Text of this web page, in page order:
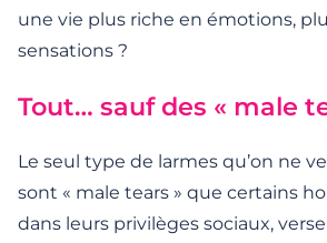
une vie plus riche en émotions,
sensations ?
Tout… sauf des « male
Le seul type de larmes qu’on ne
sont « male tears » que certains
dans leurs privilèges sociaux,